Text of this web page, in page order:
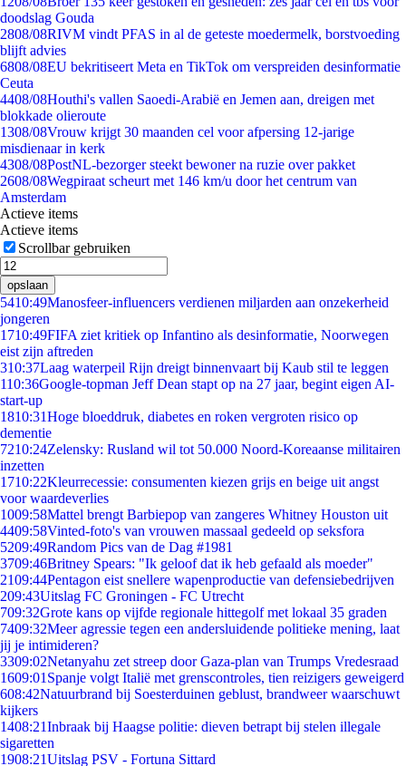
doodslag Gouda
2808/08RIVM vindt PFAS in al de geteste moedermelk, borstvoeding
blijft advies
6808/08EU bekritiseert Meta en TikTok om verspreiden desinformatie
Ceuta
4408/08Houthi's vallen Saoedi-Arabië en Jemen aan, dreigen met
blokkade olieroute
1308/08Vrouw krijgt 30 maanden cel voor afpersing 12-jarige
misdienaar in kerk
4308/08PostNL-bezorger steekt bewoner na ruzie over pakket
2608/08Wegpiraat scheurt met 146 km/u door het centrum van
Amsterdam
Actieve items
Actieve items
Scrollbar gebruiken
opslaan
5410:49Manosfeer-influencers verdienen miljarden aan onzekerheid
jongeren
1710:49FIFA ziet kritiek op Infantino als desinformatie, Noorwegen
eist zijn aftreden
310:37Laag waterpeil Rijn dreigt binnenvaart bij Kaub stil te leggen
110:36Google-topman Jeff Dean stapt op na 27 jaar, begint eigen AI-
start-up
1810:31Hoge bloeddruk, diabetes en roken vergroten risico op
dementie
7210:24Zelensky: Rusland wil tot 50.000 Noord-Koreaanse militairen
inzetten
1710:22Kleurrecessie: consumenten kiezen grijs en beige uit angst
voor waardeverlies
1009:58Mattel brengt Barbiepop van zangeres Whitney Houston uit
4409:58Vinted-foto's van vrouwen massaal gedeeld op seksfora
5209:49Random Pics van de Dag #1981
3709:46Britney Spears: "Ik geloof dat ik heb gefaald als moeder"
2109:44Pentagon eist snellere wapenproductie van defensiebedrijven
209:43Uitslag FC Groningen - FC Utrecht
709:32Grote kans op vijfde regionale hittegolf met lokaal 35 graden
7409:32Meer agressie tegen een andersluidende politieke mening, laat
jij je intimideren?
3309:02Netanyahu zet streep door Gaza-plan van Trumps Vredesraad
1609:01 Spanje volgt Italië met grenscontroles, tien reizigers geweigerd
608:42Natuurbrand bij Soesterduinen geblust, brandweer waarschuwt
kijkers
1408:21Inbraak bij Haagse politie: dieven betrapt bij stelen illegale
sigaretten
1908:21Uitslag PSV - Fortuna Sittard